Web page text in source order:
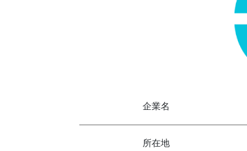
企業名
所在地